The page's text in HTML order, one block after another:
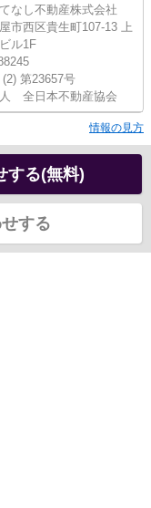
なし不動産株式会社
市西区貴生町107-13 上
ル1F
第23657号
全日本不動産協会
情報の見方
する(無料)
する